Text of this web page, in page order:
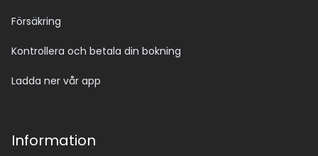
Försäkring
Kontrollera och betala din bokning
Ladda ner vår app
Information